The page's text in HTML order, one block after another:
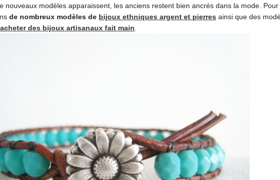
nouveaux modèles apparaissent, les anciens restent bien ancrés dans la mode.
de nombreux modèles de bijoux ethniques argent et pierres ainsi que des
acheter des bijoux artisanaux fait main.